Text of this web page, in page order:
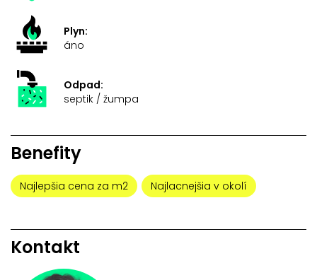
Plyn:
áno
Odpad:
septik / žumpa
Benefity
Najlepšia cena za m2 Najlacnejšia v okolí
Kontakt